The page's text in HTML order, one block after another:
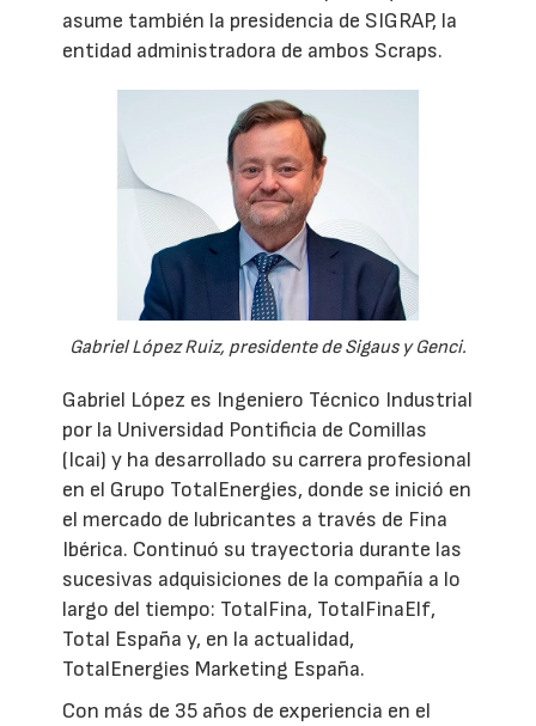
asume también la presidencia de SIGRAP, la
entidad administradora de ambos Scraps.
Gabriel López Ruiz, presidente de Sigaus y Genci.
Gabriel López es Ingeniero Técnico Industrial
por la Universidad Pontificia de Comillas
(Icai) y ha desarrollado su carrera profesional
en el Grupo TotalEnergies, donde se inició en
el mercado de lubricantes a través de Fina
Ibérica. Continuó su trayectoria durante las
sucesivas adquisiciones de la compañía a lo
largo del tiempo: TotalFina, TotalFinaElf,
Total España y, en la actualidad,
TotalEnergies Marketing España.
Con más de 35 años de experiencia en el